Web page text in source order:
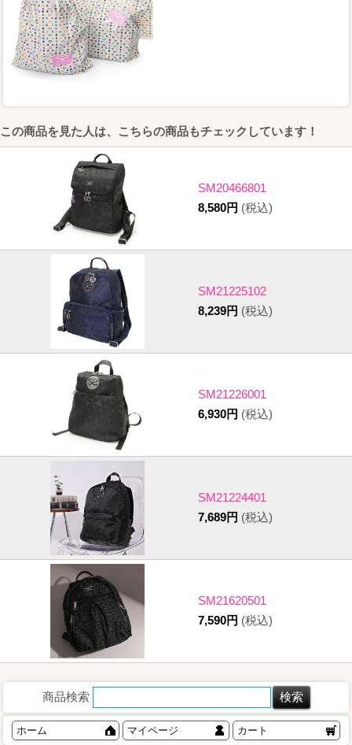
この商品を見た人は、こちらの商品もチェックしています！
SM20466801
8,580円 (税込)
SM21225102
8,239円 (税込)
SM21226001
6,930円 (税込)
SM21224401
7,689円 (税込)
SM21620501
7,590円 (税込)
商品検索
ホーム マイページ カート